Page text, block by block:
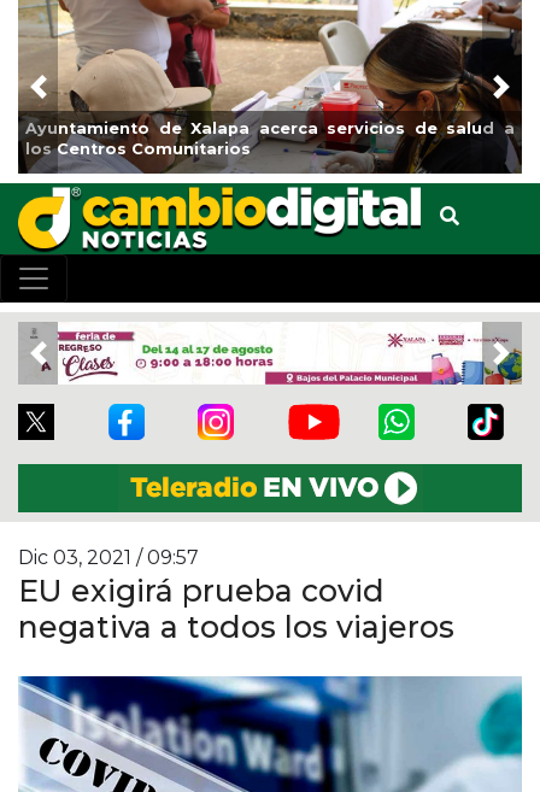
de Xalapa acerca servicios de salud a
Centros Comunitarios
el
Previous
Previous
Dic 03, 2021 / 09:57
EU exigirá prueba covid
negativa a todos los viajeros